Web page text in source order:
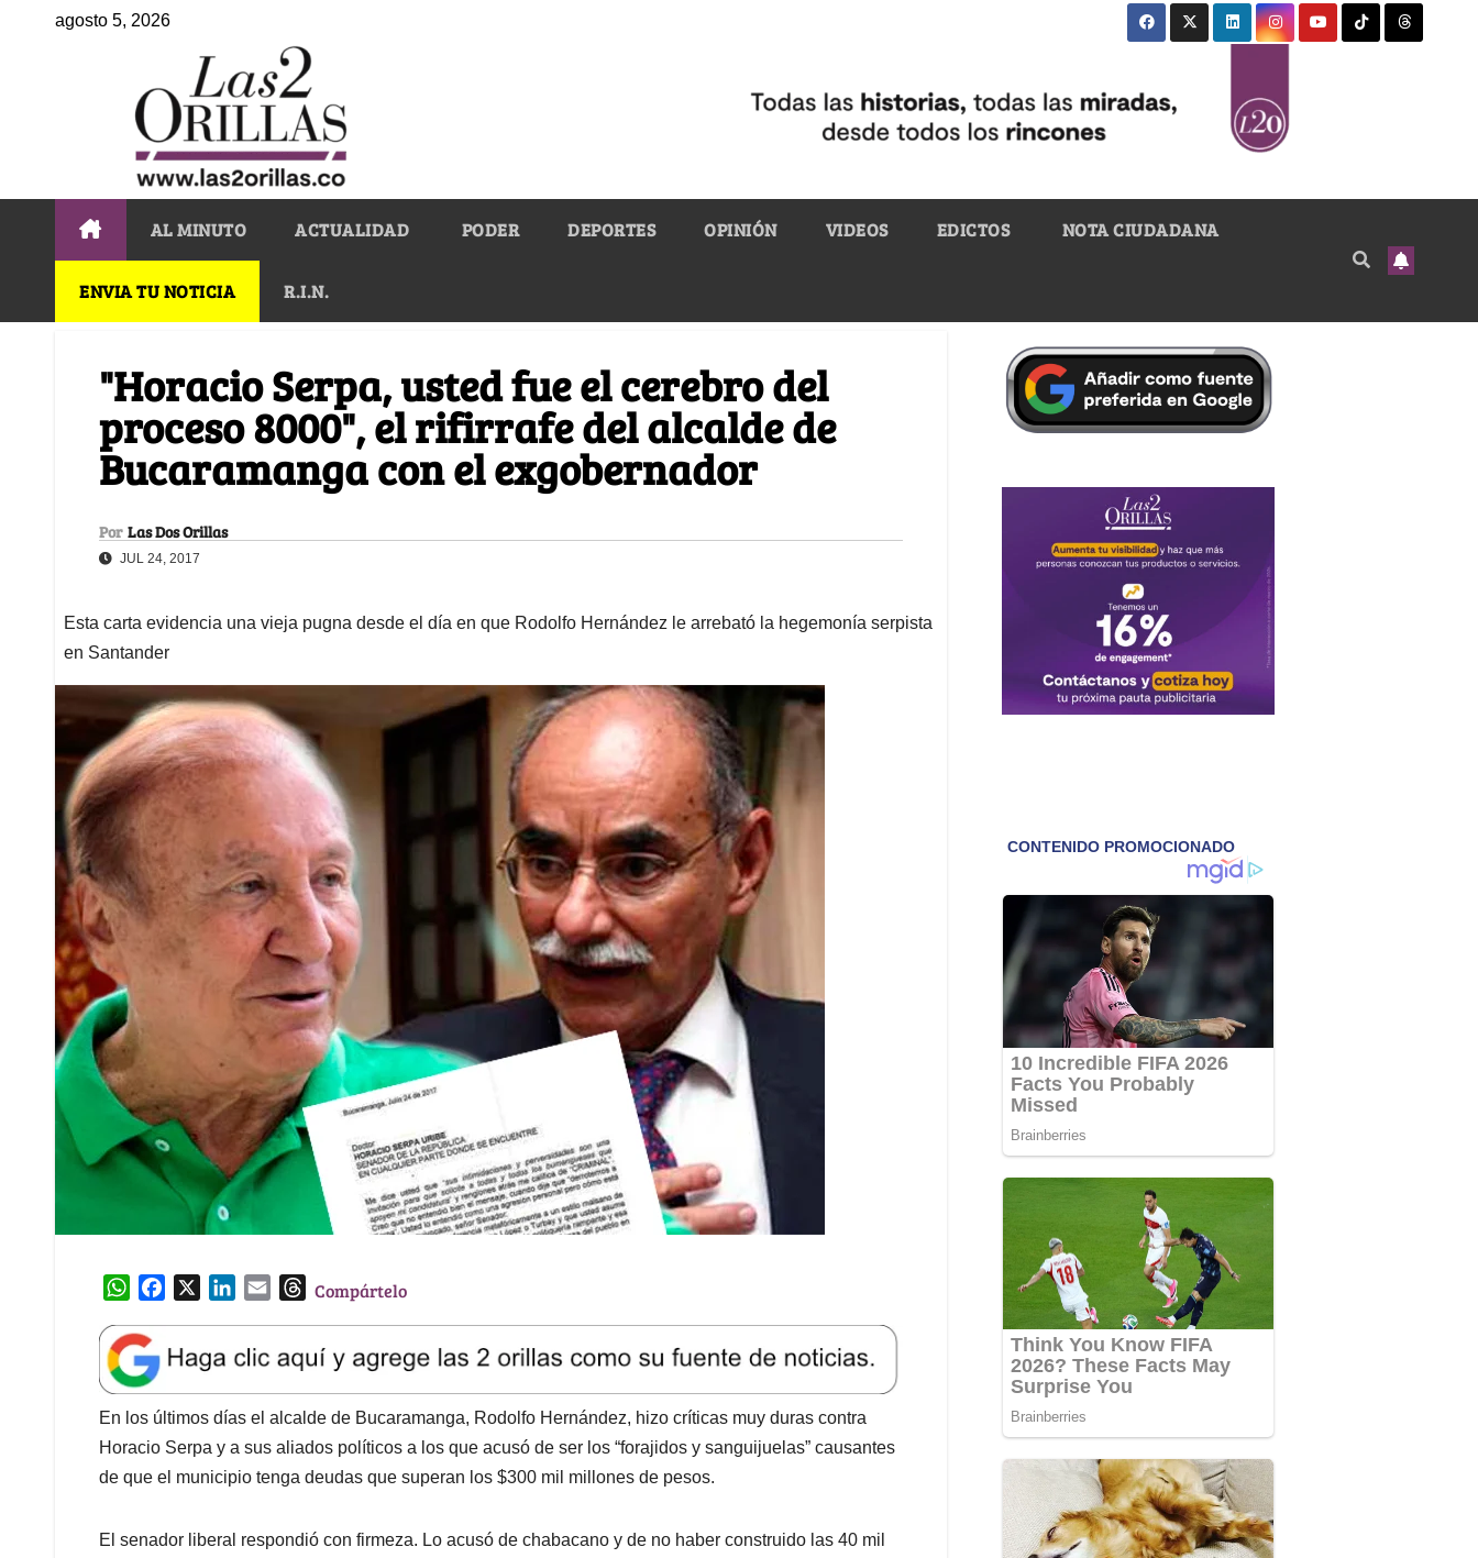
agosto 5, 2026
AL MINUTO ACTUALIDAD PODER DEPORTES OPINIÓN VIDEOS EDICTOS NOTA CIUDADANA
ENVIA TU NOTICIA R.I.N.
"Horacio Serpa, usted fue el cerebro del
proceso 8000", el rifirrafe del alcalde de
Bucaramanga con el exgobernador
Por Las Dos Orillas
JUL 24, 2017
Esta carta evidencia una vieja pugna desde el día en que Rodolfo Hernández le arrebató la hegemonía serpista
en Santander
W
a
t
s
A
p
p
e
b
o
o
k
k
e
d
I
n
l
T
e
a
d
s
Compártelo
En los últimos días el alcalde de Bucaramanga, Rodolfo Hernández, hizo críticas muy duras contra
Horacio Serpa y a sus aliados políticos a los que acusó de ser los “forajidos y sanguijuelas” causantes
de que el municipio tenga deudas que superan los $300 mil millones de pesos.
El senador liberal respondió con firmeza. Lo acusó de chabacano y de no haber construido las 40 mil